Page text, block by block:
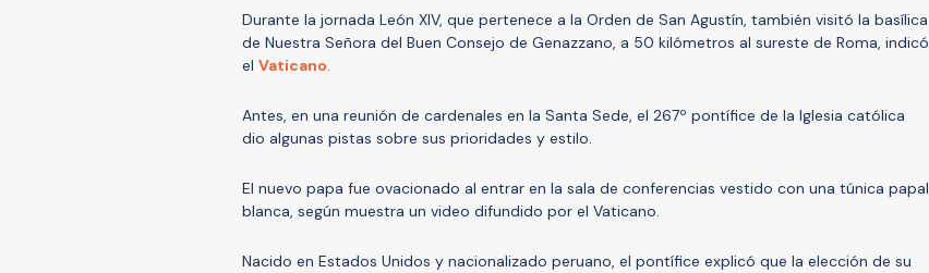
Durante la jornada León XIV, que pertenece a la Orden de San Agustín, también visitó la basílica
de Nuestra Señora del Buen Consejo de Genazzano, a 50 kilómetros al sureste de Roma, indicó
el Vaticano.
Antes, en una reunión de cardenales en la Santa Sede, el 267º pontífice de la Iglesia católica
dio algunas pistas sobre sus prioridades y estilo.
El nuevo papa fue ovacionado al entrar en la sala de conferencias vestido con una túnica papal
blanca, según muestra un video difundido por el Vaticano.
Nacido en Estados Unidos y nacionalizado peruano, el pontífice explicó que la elección de su